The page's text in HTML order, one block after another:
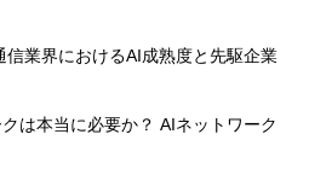
信業界におけるAI成熟度と先駆企業
は本当に必要か？ AIネットワーク